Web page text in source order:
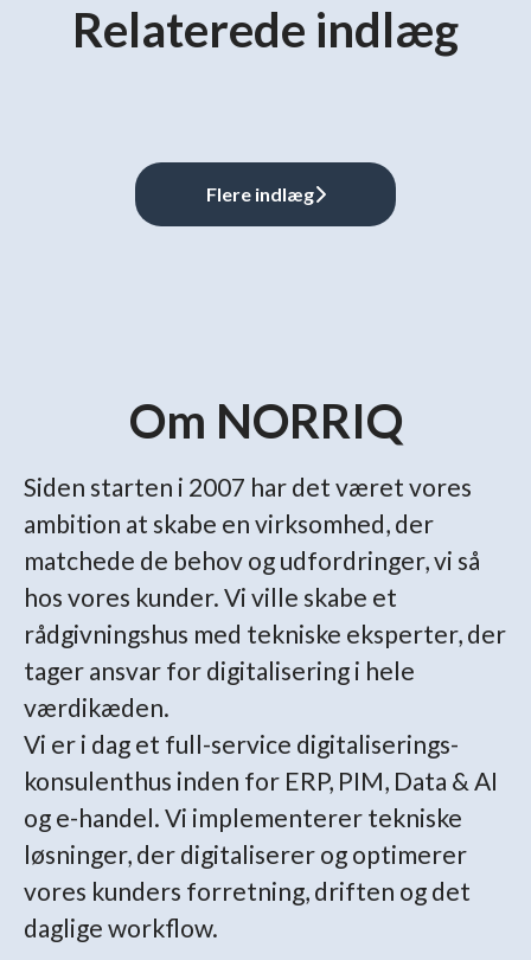
Relaterede indlæg
Mød Thomas: Jeg troede, at jeg
Mød Morten: Jeg har ikke
Mød Erik: Strik, dødsmetal og
Flere indlæg
Om NORRIQ
Siden starten i 2007 har det været vores
ambition at skabe en virksomhed, der
matchede de behov og udfordringer, vi så
hos vores kunder. Vi ville skabe et
rådgivningshus med tekniske eksperter, der
tager ansvar for digitalisering i hele
værdikæden.
Vi er i dag et full-service digitaliserings-
konsulenthus inden for ERP, PIM, Data & AI
og e-handel. Vi implementerer tekniske
løsninger, der digitaliserer og optimerer
vores kunders forretning, driften og det
daglige workflow.